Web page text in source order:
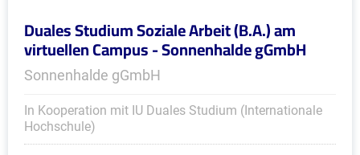
Duales Studium Soziale Arbeit (B.A.) am
virtuellen Campus - Sonnenhalde gGmbH
Sonnenhalde gGmbH
In Kooperation mit IU Duales Studium (Internationale
Hochschule)